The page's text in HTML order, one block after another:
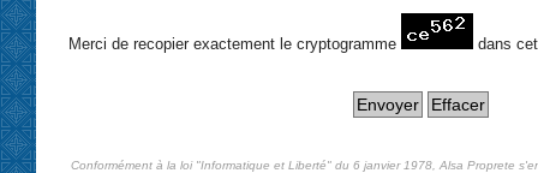
Merci de recopier exactement le cryptogramme dans
Conformément à la loi "Informatique et Liberté" du 6 janvier 1978, Alsa Proprete